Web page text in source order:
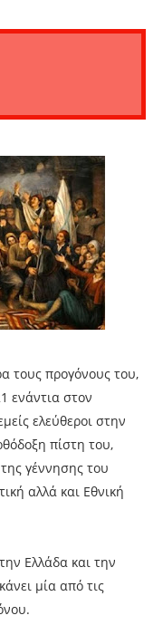
τους προγόνους του,
ενάντια στον
ελεύθεροι στην
πίστη του,
γέννησης του
αλλά και Εθνική
Ελλάδα και την
μία από τις